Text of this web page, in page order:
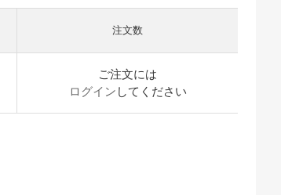
注文数
ご注文には
ログイン してください